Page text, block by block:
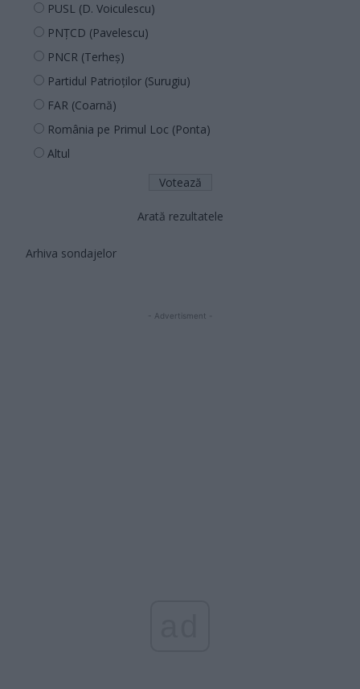
PUSL (D. Voiculescu)
PNȚCD (Pavelescu)
PNCR (Terheș)
Partidul Patrioților (Surugiu)
FAR (Coarnă)
România pe Primul Loc (Ponta)
Altul
Arată rezultatele
Arhiva sondajelor
- Advertisment -